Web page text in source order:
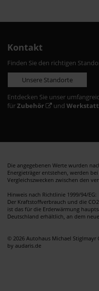
Kontakt
Finden Sie den richtigen
Unsere Standorte
Entdecken Sie unser
fürZubehör und
Die angegebenen Werte wurden
Energieträger entstehen, werden
Vergleichszwecken zwischen den
Hinweis nach Richtlinie 1999/94/EG:
Der Kraftstoffverbrauch und die
ist das für die Erderwärmung
Deutschland erhältlich, an dem
© 2026 Autohaus Michael
by audaris.de